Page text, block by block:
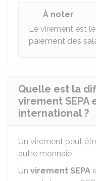
À noter
Le virement est
paiement des
Quelle est la
virement SEPA
international ?
Un virement peut
autre monnaie
Un virement SEPA